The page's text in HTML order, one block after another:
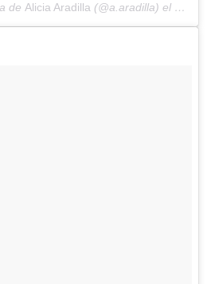
de Alicia Aradilla (@a.aradilla) el Mar